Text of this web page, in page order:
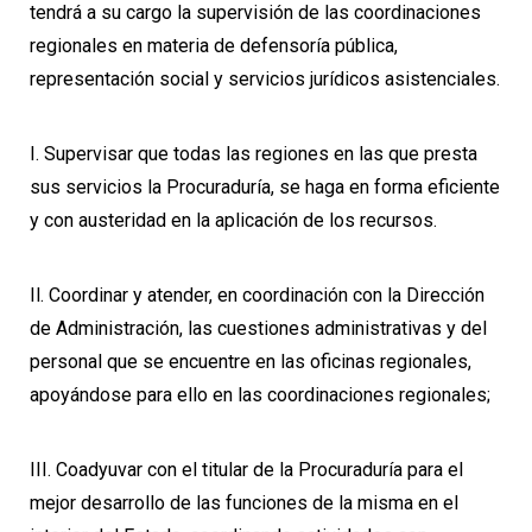
tendrá a su cargo la supervisión de las coordinaciones
regionales en materia de defensoría pública,
representación social y servicios jurídicos asistenciales.
I. Supervisar que todas las regiones en las que presta
sus servicios la Procuraduría, se haga en forma eficiente
y con austeridad en la aplicación de los recursos.
Il. Coordinar y atender, en coordinación con la Dirección
de Administración, las cuestiones administrativas y del
personal que se encuentre en las oficinas regionales,
apoyándose para ello en las coordinaciones regionales;
III. Coadyuvar con el titular de la Procuraduría para el
mejor desarrollo de las funciones de la misma en el